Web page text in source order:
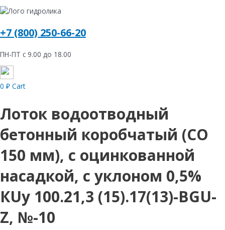
+7 (800) 250-66-20
ПН-ПТ с 9.00 до 18.00
0 ₽ Cart
Лоток водоотводный
бетонный коробчатый (СО
150 мм), с оцинкованной
насадкой, с уклоном 0,5%
КUу 100.21,3 (15).17(13)-BGU-
Z, №-10